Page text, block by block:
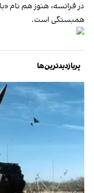
در فرانسه، هنوز هم نام
همبستگی است.
پربازدیدترین‌ها